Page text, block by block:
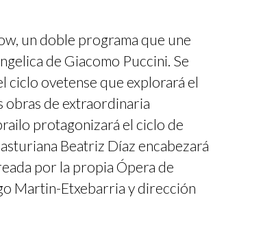
un doble programa que une
de Giacomo Puccini. Se
ciclo ovetense que explorará el
obras de extraordinaria
protagonizará el ciclo de
Beatriz Díaz encabezará
por la propia Ópera de
Martin-Etxebarria y dirección